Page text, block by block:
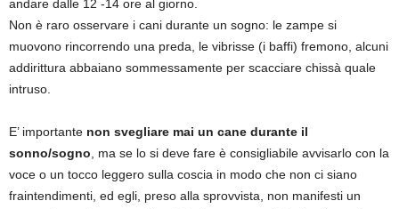
andare dalle 12 -14 ore al giorno.
Non è raro osservare i cani durante un sogno: le zampe si
muovono rincorrendo una preda, le vibrisse (i baffi) fremono, alcuni
addirittura abbaiano sommessamente per scacciare chissà quale
intruso.
E’ importante non svegliare mai un cane durante il
sonno/sogno, ma se lo si deve fare è consigliabile avvisarlo con la
voce o un tocco leggero sulla coscia in modo che non ci siano
fraintendimenti, ed egli, preso alla sprovvista, non manifesti un